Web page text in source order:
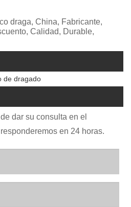
draga, China, Fabricante,
Calidad, Durable,
de dragado
dar su consulta en el
en 24 horas.